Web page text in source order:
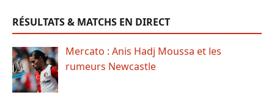
RÉSULTATS & MATCHS EN DIRECT
Mercato : Anis Hadj Moussa et les
rumeurs Newcastle